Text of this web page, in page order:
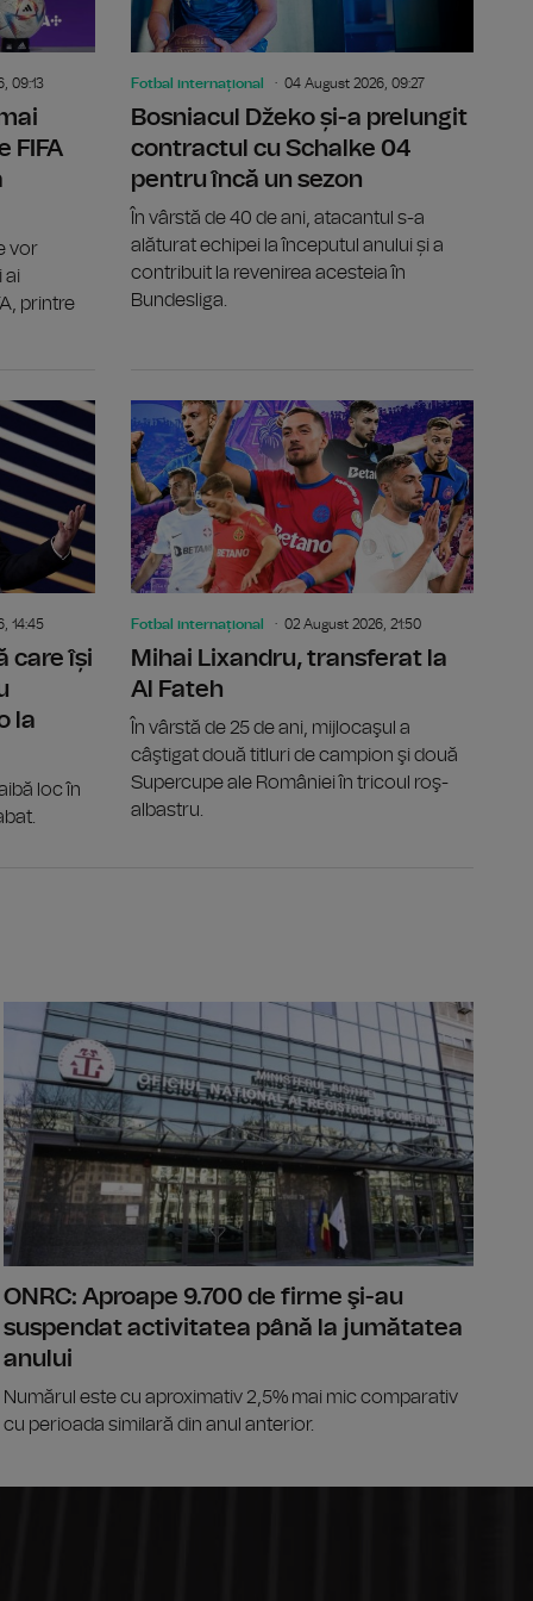
09:13
FIFA
vor
ai
printre
Fotbal internațional 04 August 2026, 09:27
Bosniacul Džeko și-a prelungit
contractul cu Schalke 04
pentru încă un sezon
În vârstă de 40 de ani, atacantul s-a
alăturat echipei la începutul anului și a
contribuit la revenirea acesteia în
Bundesliga.
14:45
care își
la
loc în
Fotbal internațional 02 August 2026, 21:50
Mihai Lixandru, transferat la
Al Fateh
În vârstă de 25 de ani, mijlocaşul a
câştigat două titluri de campion şi două
Supercupe ale României în tricoul roş-
albastru.
houthi revendică un atac asupra unei rafinării saudite
ONRC: Aproape 9.700 de firme şi-au
suspendat activitatea până la jumătatea
anului
Numărul este cu aproximativ 2,5% mai mic comparativ
cu perioada similară din anul anterior.